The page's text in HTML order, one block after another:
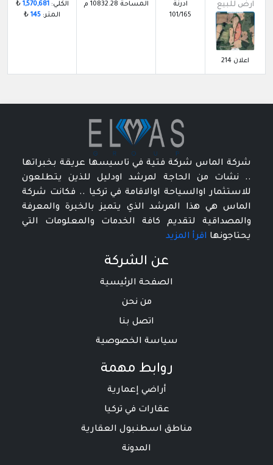
ارض للبيع
اعلان 214
ادرنة
101/165
المساحة 10832.28 م الكلي:1,570,681
₺
المتر: 145
₺
شركة الماس شركة فتية في تاسيسها عريقة بخبراتها
.. نشات من الحاجة لمرشد اودليل للذين يتطلعون
للاستثمار اوالسياحة اوالاقامة في تركيا .. فكانت شركة
الماس هي هذا المرشد الذي يتميز بالخبرة والمعرفة
والمصداقية لتقديم كافة الخدمات والمعلومات التي
يحتاجونها اقرأ المزيد
عن الشركة
الصفحة الرئيسية
من نحن
اتصل بنا
سياسة الخصوصية
روابط مهمة
أراضي إعمارية
عقارات في تركيا
مناطق اسطنبول العقارية
المدونة